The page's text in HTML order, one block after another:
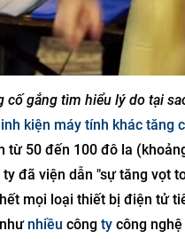
cố gắng tìm hiểu lý do tại
kiện máy tính khác tăng
từ 50 đến 100 đô la
ty đã viện dẫn "sự tăng vọt
mọi loại thiết bị điện tử
nhiều công ty công nghệ